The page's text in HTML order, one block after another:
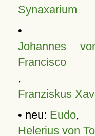
Synaxarium
•
Johannes
Francisco
,
Franziskus
• neu: Eudo,
Helerius von